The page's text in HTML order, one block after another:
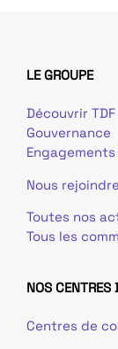
LE GROUPE
Découvrir TDF
Gouvernance
Engagements
Nous rejoindre
Toutes nos
Tous les
NOS CENTRES
Centres de